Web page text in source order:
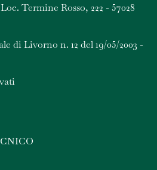
Termine Rosso, 222 - 57028
di Livorno n. 12 del 19/05/2003 -